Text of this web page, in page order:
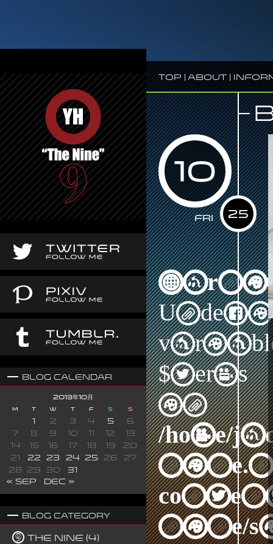
Top|About|
Blog Calendar
2013年10月
M W F S S
2 3 4 5
6
7
8 9 10 12
13
14
15 16 17 18 19
20
21
22 23 24 25 26
27
28
29 30
31
« Sep
Dec »
Blog Category
The Nine (4)
10
25
Fri
$terms
in
/home/
nine/